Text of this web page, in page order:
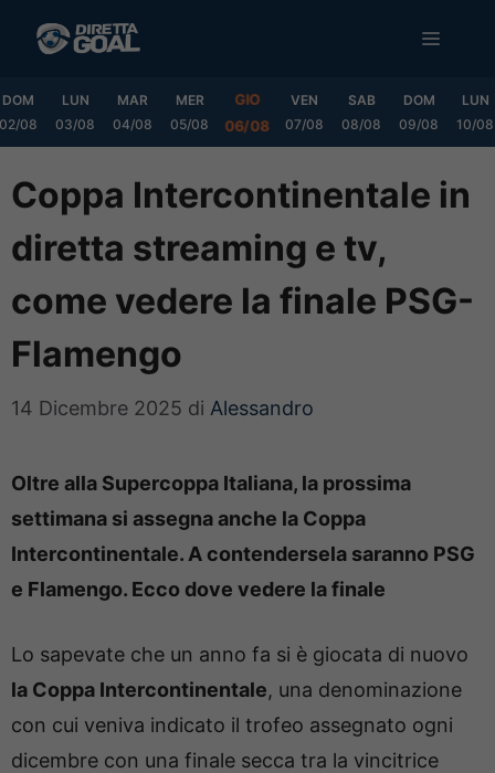
MENU
DOM
02/08
LUN
03/08
MAR
04/08
MER
05/08
GIO
06/08
VEN
07/08
SAB
08/08
DOM
09/08
LUN
10/08
Coppa Intercontinentale in
diretta streaming e tv,
come vedere la finale PSG-
Flamengo
14 Dicembre 2025 di Alessandro
Oltre alla Supercoppa Italiana, la prossima
settimana si assegna anche la Coppa
Intercontinentale. A contendersela saranno PSG
e Flamengo. Ecco dove vedere la finale
Lo sapevate che un anno fa si è giocata di nuovo
la Coppa Intercontinentale, una denominazione
con cui veniva indicato il trofeo assegnato ogni
dicembre con una finale secca tra la vincitrice